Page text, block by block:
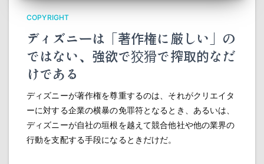
COPYRIGHT
ディズニーは「著作権に厳しい」の
ではない、強欲で狡猾で搾取的なだ
けである
ディズニーが著作権を尊重するのは、それがクリエイタ
ーに対する企業の横暴の免罪符となるとき、あるいは、
ディズニーが自社の垣根を越えて競合他社や他の業界の
行動を支配する手段になるときだけだ。